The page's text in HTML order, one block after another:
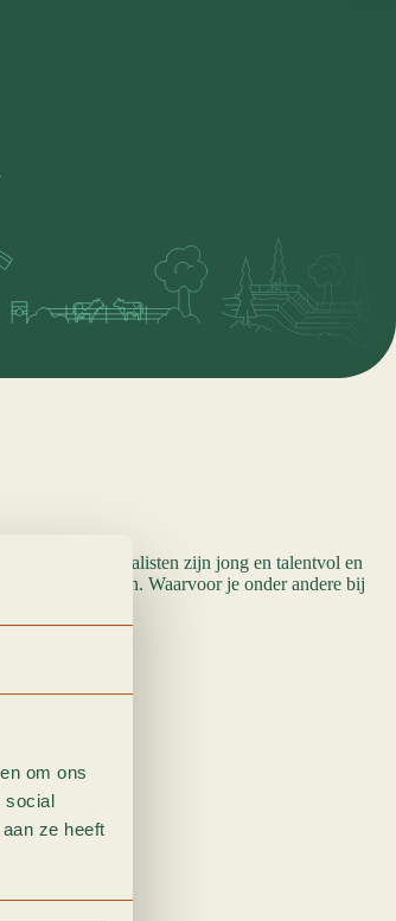
om ons
social
ze heeft
onze autospecialisten zijn jong en talentvol en
na te laten kijken. Waarvoor je onder andere bij